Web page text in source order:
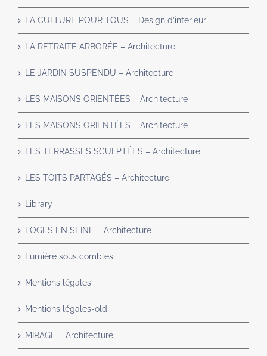
LA CULTURE POUR TOUS – Design d’interieur
LA RETRAITE ARBORÉE – Architecture
LE JARDIN SUSPENDU – Architecture
LES MAISONS ORIENTÉES – Architecture
LES MAISONS ORIENTÉES – Architecture
LES TERRASSES SCULPTÉES – Architecture
LES TOITS PARTAGÉS – Architecture
Library
LOGES EN SEINE – Architecture
Lumière sous combles
Mentions légales
Mentions légales-old
MIRAGE – Architecture